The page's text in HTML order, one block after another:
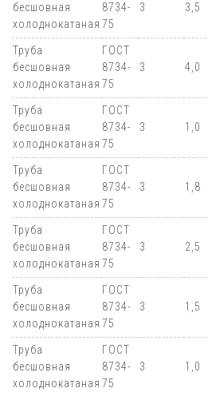
бесшовная
холоднокатаная
8734-
75
3 3,5
Труба
бесшовная
холоднокатаная
ГОСТ
8734-
75
3 4,0
Труба
бесшовная
холоднокатаная
ГОСТ
8734-
75
3 1,0
Труба
бесшовная
холоднокатаная
ГОСТ
8734-
75
3 1,8
Труба
бесшовная
холоднокатаная
ГОСТ
8734-
75
3 2,5
Труба
бесшовная
холоднокатаная
ГОСТ
8734-
75
3 1,5
Труба
бесшовная
холоднокатаная
ГОСТ
8734-
75
3 1,0